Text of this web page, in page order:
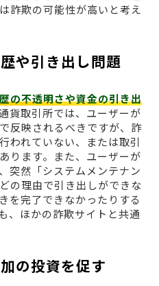
詐欺の可能性が高いと考え
や引き出し問題
の不透明さや資金の引き出
貨取引所では、ユーザーが
反映されるべきですが、詐
われていない、または取引
ります。また、ユーザーが
突然「システムメンテナン
の理由で引き出しができな
を完了できなかったりする
、ほかの詐欺サイトと共通
の投資を促す